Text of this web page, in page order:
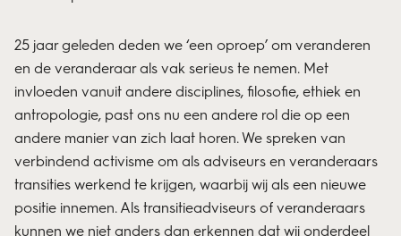
25 jaar geleden deden we ‘een oproep’ om veranderen
en de veranderaar als vak serieus te nemen. Met
invloeden vanuit andere disciplines, filosofie, ethiek en
antropologie, past ons nu een andere rol die op een
andere manier van zich laat horen. We spreken van
verbindend activisme om als adviseurs en veranderaars
transities werkend te krijgen, waarbij wij als een nieuwe
positie innemen. Als transitieadviseurs of veranderaars
kunnen we niet anders dan erkennen dat wij onderdeel